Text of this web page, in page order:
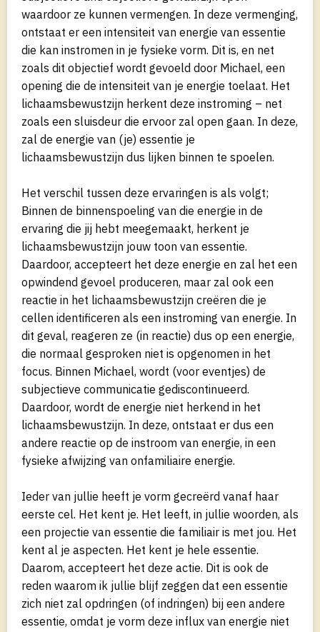
waardoor ze kunnen vermengen. In deze vermenging,
ontstaat er een intensiteit van energie van essentie
die kan instromen in je fysieke vorm. Dit is, en net
zoals dit objectief wordt gevoeld door Michael, een
opening die de intensiteit van je energie toelaat. Het
lichaamsbewustzijn herkent deze instroming – net
zoals een sluisdeur die ervoor zal open gaan. In deze,
zal de energie van (je) essentie je
lichaamsbewustzijn dus lijken binnen te spoelen.
Het verschil tussen deze ervaringen is als volgt;
Binnen de binnenspoeling van die energie in de
ervaring die jij hebt meegemaakt, herkent je
lichaamsbewustzijn jouw toon van essentie.
Daardoor, accepteert het deze energie en zal het een
opwindend gevoel produceren, maar zal ook een
reactie in het lichaamsbewustzijn creëren die je
cellen identificeren als een instroming van energie. In
dit geval, reageren ze (in reactie) dus op een energie,
die normaal gesproken niet is opgenomen in het
focus. Binnen Michael, wordt (voor eventjes) de
subjectieve communicatie gediscontinueerd.
Daardoor, wordt de energie niet herkend in het
lichaamsbewustzijn. In deze, ontstaat er dus een
andere reactie op de instroom van energie, in een
fysieke afwijzing van onfamiliaire energie.
Ieder van jullie heeft je vorm gecreërd vanaf haar
eerste cel. Het kent je. Het leeft, in jullie woorden, als
een projectie van essentie die familiair is met jou. Het
kent al je aspecten. Het kent je hele essentie.
Daarom, accepteert het deze actie. Dit is ook de
reden waarom ik jullie blijf zeggen dat een essentie
zich niet zal opdringen (of indringen) bij een andere
essentie, omdat je vorm deze influx van energie niet